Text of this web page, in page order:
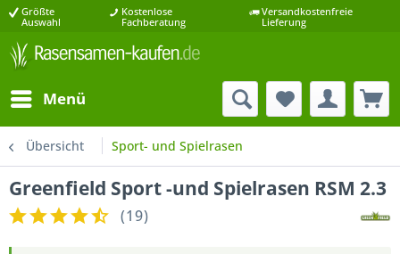
Größte
Auswahl
Kostenlose
Fachberatung
Versandkostenfreie
Lieferung
Menü
Übersicht Sport- und Spielrasen
Greenfield Sport -und Spielrasen RSM 2.3
(19)